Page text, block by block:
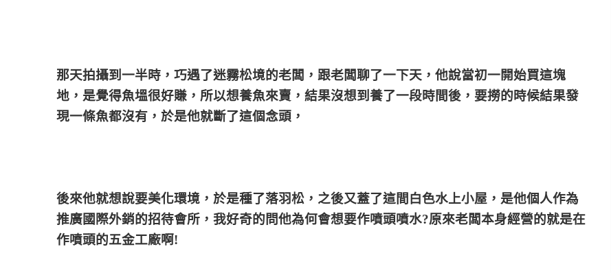
那天拍攝到一半時，巧遇了迷霧松境的老闆，跟老闆聊了一下天，他說當初一開始買這塊
地，是覺得魚塭很好賺，所以想養魚來賣，結果沒想到養了一段時間後，要撈的時候結果發
現一條魚都沒有，於是他就斷了這個念頭，
後來他就想說要美化環境，於是種了落羽松，之後又蓋了這間白色水上小屋，是他個人作為
推廣國際外銷的招待會所，我好奇的問他為何會想要作噴頭噴水?原來老闆本身經營的就是在
作噴頭的五金工廠啊!